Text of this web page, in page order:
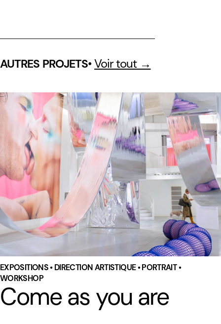
AUTRES PROJETS•Voir tout →
EXPOSITIONS • DIRECTION ARTISTIQUE • PORTRAIT •
WORKSHOP
Come as you are